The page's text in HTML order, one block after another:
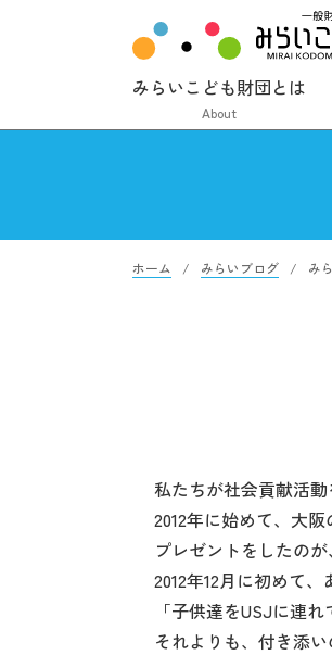
みらいこども財団とは
About
ホーム みらいブログ み
私たちが社会貢献活動
2012年に始めて、大
プレゼントをしたの
2012年12月に初めて
「子供達をUSJに連
それよりも、付き添